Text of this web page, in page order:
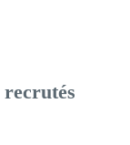
recrutés